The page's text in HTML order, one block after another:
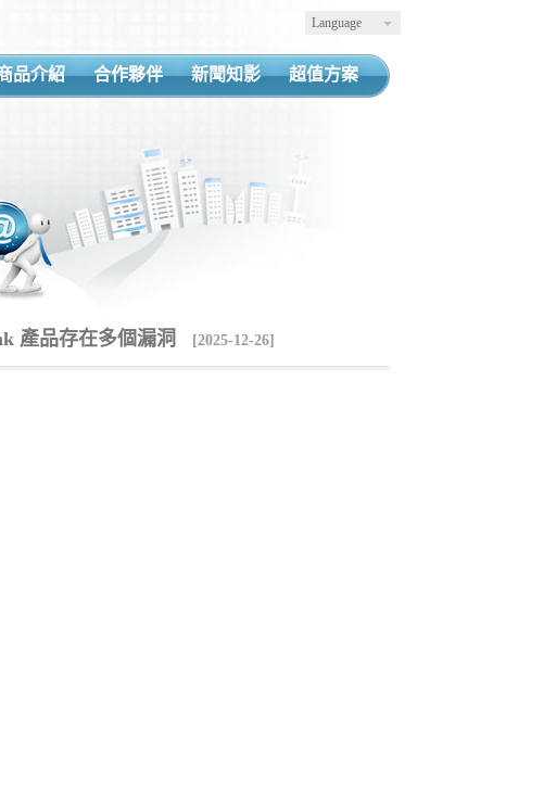
Language
品介紹 合作夥伴 新聞知影 超值方案
產品存在多個漏洞 [2025-12-26]